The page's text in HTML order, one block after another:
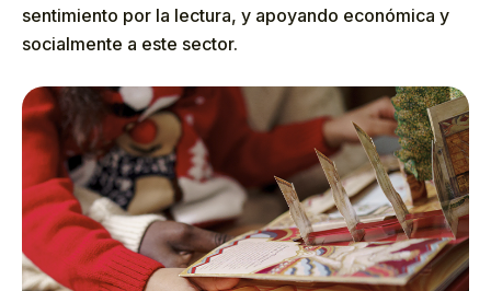
sentimiento por la lectura, y apoyando económica y
socialmente a este sector.